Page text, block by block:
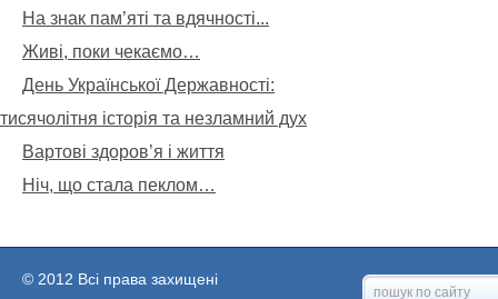
На знак пам’яті та вдячності...
Живі, поки чекаємо…
День Української Державності:
тисячолітня історія та незламний дух
Вартові здоров’я і життя
Ніч, що стала пеклом…
© 2012 Всі права захищені